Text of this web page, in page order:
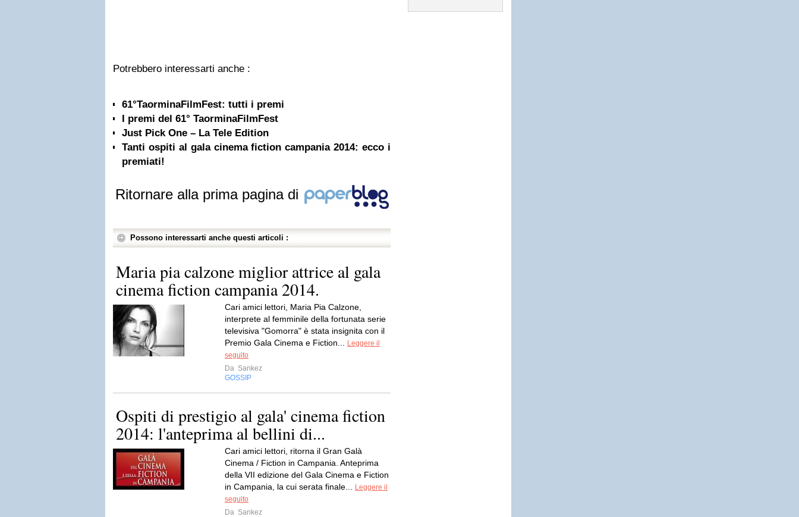
Potrebbero interessarti anche :
61°TaorminaFilmFest: tutti i premi
I premi del 61° TaorminaFilmFest
Just Pick One – La Tele Edition
Tanti ospiti al gala cinema fiction campania 2014: ecco i
premiati!
Ritornare alla prima pagina di
Possono interessarti anche questi articoli :
Maria pia calzone miglior attrice al gala
cinema fiction campania 2014.
Cari amici lettori, Maria Pia Calzone,
interprete al femminile della fortunata serie
televisiva "Gomorra" è stata insignita con il
Premio Gala Cinema e Fiction...
Leggere il
seguito
Da Sankez
GOSSIP
Ospiti di prestigio al gala' cinema fiction
2014: l'anteprima al bellini di...
Cari amici lettori, ritorna il Gran Galà
Cinema / Fiction in Campania. Anteprima
della VII edizione del Gala Cinema e Fiction
in Campania, la cui serata finale...
Leggere il
seguito
Da Sankez